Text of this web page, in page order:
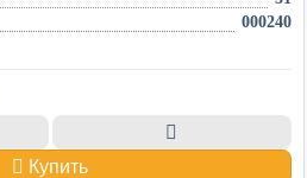
000240
Купить